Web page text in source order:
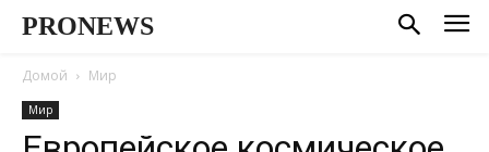
PRONEWS
Домой Мир
Мир